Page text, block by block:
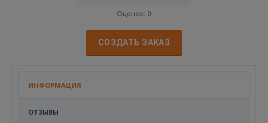
Оценок: 0
СОЗДАТЬ ЗАКАЗ
ИНФОРМАЦИЯ
ОТЗЫВЫ